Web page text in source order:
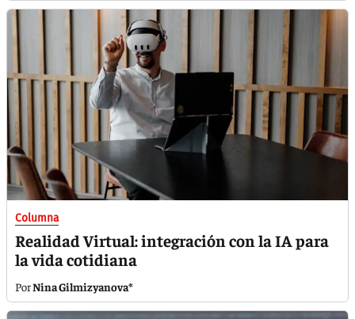
Columna
Realidad Virtual: integración con la IA para
la vida cotidiana
Nina Gilmizyanova*